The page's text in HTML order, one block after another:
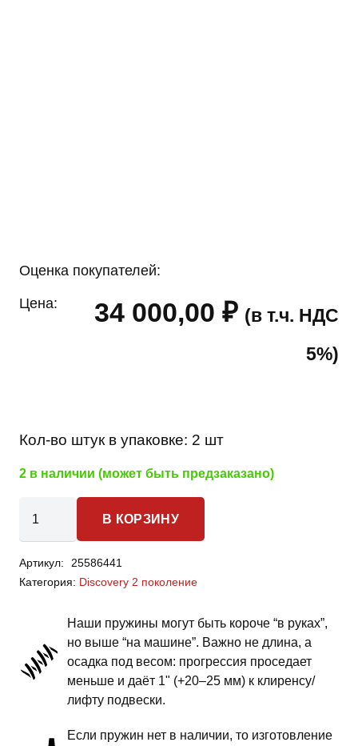
Оценка покупателей:
Цена: 34 000,00 ₽ (в т.ч. НДС
5%)
Кол-во штук в упаковке: 2 шт
2 в наличии (может быть предзаказано)
товара
Rover
Discovery
пружины
задней
В КОРЗИНУ
Артикул:
25586441
Категория: Discovery 2 поколение
Наши пружины могут быть короче “в руках”,
но выше “на машине”. Важно не длина, а
осадка под весом: прогрессия проседает
меньше и даёт 1" (+20–25 мм) к клиренсу/
лифту подвески.
Если пружин нет в наличии, то изготовление